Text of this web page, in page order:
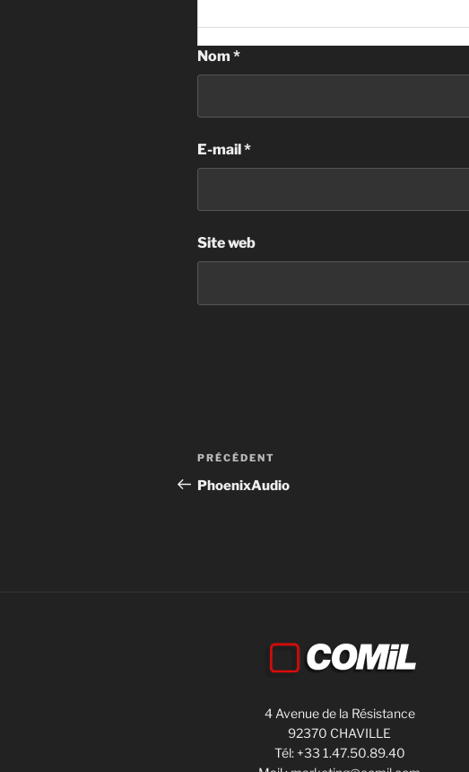
Nom *
E-mail*
Site web
PRÉCÉDENT
PhoenixAudio
4 Avenue de la Résistance
92370 CHAVILLE
Tél: +33 1.47.50.89.40